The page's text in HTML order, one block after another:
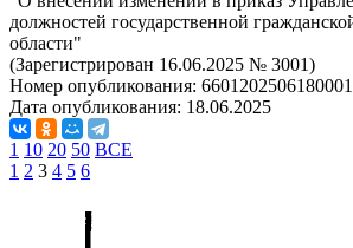
должностей государственной
области"
(Зарегистрирован 16.06.2025 № 3001)
Номер опубликования: 6601202506180001
Дата опубликования: 18.06.2025
1 10 20 50 ВСЕ
1 2 3 4 5 6